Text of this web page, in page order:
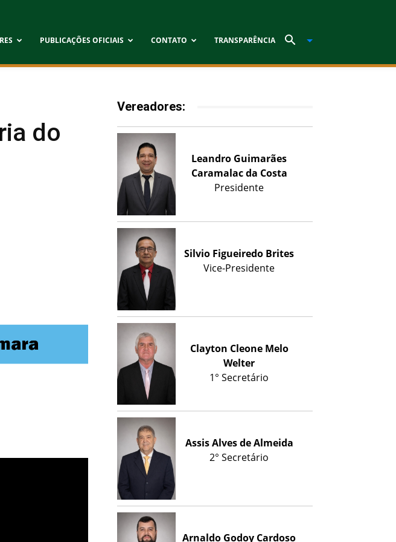
PUBLICAÇÕES OFICIAIS CONTATO TRANSPARÊNCIA
do
Vereadores:
Leandro Guimarães
Caramalac da Costa
Presidente
Silvio Figueiredo Brites
Vice-Presidente
Clayton Cleone Melo
Welter
1° Secretário
Assis Alves de Almeida
2° Secretário
Arnaldo Godoy Cardoso